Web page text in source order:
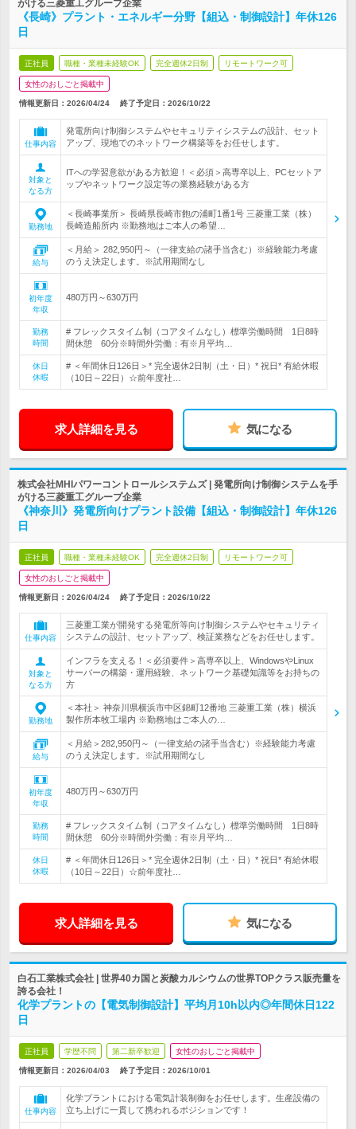
がける三菱重工グループ企業
《長崎》プラント・エネルギー分野【組込・制御設計】年休126
日
正社員 職種・業種未経験OK 完全週休2日制 リモートワーク可
女性のおしごと掲載中
情報更新日：2026/04/24 終了予定日： 2026/10/22
仕事内容
発電所向け制御システムやセキュリティシステムの設計、セット
アップ、現地でのネットワーク構築等をお任せします。
対象と
なる方
ITへの学習意欲がある方歓迎！＜必須＞高専卒以上、PCセットア
ップやネットワーク設定等の業務経験がある方
勤務地
＜長崎事業所＞ 長崎県長崎市飽の浦町1番1号 三菱重工業（株）
長崎造船所内 ※勤務地はご本人の希望…
給与
＜月給＞ 282,950円～（一律支給の諸手当含む）※経験能力考慮
のうえ決定します。※試用期間なし
初年度
年収
480万円～630万円
勤務
時間
# フレックスタイム制（コアタイムなし）標準労働時間 1日8時
間休憩 60分※時間外労働：有※月平均…
休日
休暇
# ＜年間休日126日＞* 完全週休2日制（土・日）* 祝日* 有給休暇
（10日～22日）☆前年度社…
求人詳細を見る 気になる
株式会社MHIパワーコントロールシステムズ | 発電所向け制御システムを手
がける三菱重工グループ企業
《神奈川》発電所向けプラント設備【組込・制御設計】年休126
日
正社員 職種・業種未経験OK 完全週休2日制 リモートワーク可
女性のおしごと掲載中
情報更新日：2026/04/24 終了予定日： 2026/10/22
仕事内容
三菱重工業が開発する発電所等向け制御システムやセキュリティ
システムの設計、セットアップ、検証業務などをお任せします。
対象と
なる方
インフラを支える！＜必須要件＞高専卒以上、WindowsやLinux
サーバーの構築・運用経験、ネットワーク基礎知識等をお持ちの
方
勤務地
＜本社＞ 神奈川県横浜市中区錦町12番地 三菱重工業（株）横浜
製作所本牧工場内 ※勤務地はご本人の…
給与
＜月給＞282,950円～（一律支給の諸手当含む）※経験能力考慮
のうえ決定します。※試用期間なし
初年度
年収
480万円～630万円
勤務
時間
# フレックスタイム制（コアタイムなし）標準労働時間 1日8時
間休憩 60分※時間外労働：有※月平均…
休日
休暇
# ＜年間休日126日＞* 完全週休2日制（土・日）* 祝日* 有給休暇
（10日～22日）☆前年度社…
求人詳細を見る 気になる
白石工業株式会社 | 世界40カ国と炭酸カルシウムの世界TOPクラス販売量を
誇る会社！
化学プラントの【電気制御設計】平均月10h以内◎年間休日122
日
正社員 学歴不問 第二新卒歓迎 女性のおしごと掲載中
情報更新日：2026/04/03 終了予定日： 2026/10/01
仕事内容
化学プラントにおける電気計装制御をお任せします。生産設備の
立ち上げに一貫して携われるポジションです！